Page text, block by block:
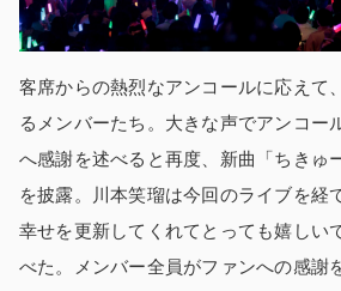
客席からの熱烈なアンコールに応えて
るメンバーたち。大きな声でアンコー
へ感謝を述べると再度、新曲「ちきゅ
を披露。川本笑瑠は今回のライブを経
幸せを更新してくれてとっても嬉しい
べた。メンバー全員がファンへの感謝